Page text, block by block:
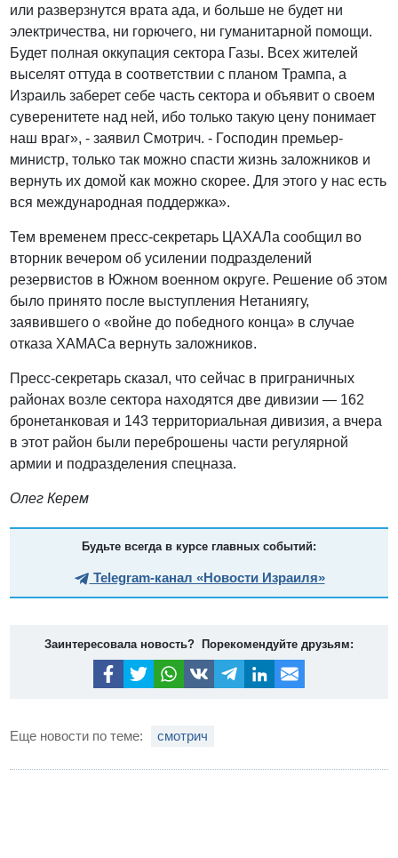
или разверзнутся врата ада, и больше не будет ни
электричества, ни горючего, ни гуманитарной помощи.
Будет полная оккупация сектора Газы. Всех жителей
выселят оттуда в соответствии с планом Трампа, а
Израиль заберет себе часть сектора и объявит о своем
суверенитете над ней, ибо только такую цену понимает
наш враг», - заявил Смотрич. - Господин премьер-
министр, только так можно спасти жизнь заложников и
вернуть их домой как можно скорее. Для этого у нас есть
вся международная поддержка».
Тем временем пресс-секретарь ЦАХАЛа сообщил во
вторник вечером об усилении подразделений
резервистов в Южном военном округе. Решение об этом
было принято после выступления Нетаниягу,
заявившего о «войне до победного конца» в случае
отказа ХАМАСа вернуть заложников.
Пресс-секретарь сказал, что сейчас в приграничных
районах возле сектора находятся две дивизии — 162
бронетанковая и 143 территориальная дивизия, а вчера
в этот район были переброшены части регулярной
армии и подразделения спецназа.
Олег Керем
Будьте всегда в курсе главных событий:
Telegram-канал «Новости Израиля»
Заинтересовала новость? Порекомендуйте друзьям:
Еще новости по теме: смотрич